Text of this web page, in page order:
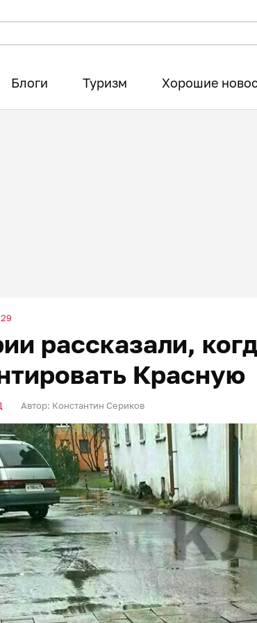
Блоги Туризм Хорошие
рассказали,
Красную
Автор: Константин Сериков